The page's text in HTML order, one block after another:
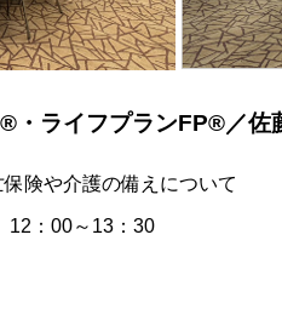
・ライフプランFP®／佐
険や介護の備えについて
：00～13：30